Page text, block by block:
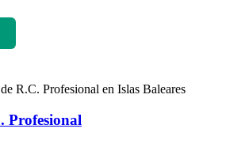
Profesional